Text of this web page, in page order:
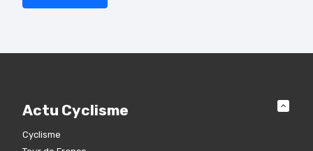
Actu Cyclisme
Cyclisme